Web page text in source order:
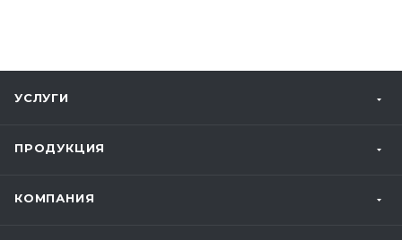
УСЛУГИ
ПРОДУКЦИЯ
КОМПАНИЯ